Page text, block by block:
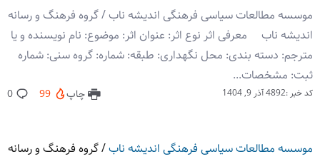
موسسه مطالعات سیاسی فرهنگی اندیشه ناب / گروه فرهنگ و رسانه
اندیشه ناب معرفی اثر نوع اثر: عنوان اثر: موضوع: نام نویسنده و یا
مترجم: دسته بندی: محل نگهداری: طبقه: شماره: گروه سنی: شماره
ثبت: مشخصات...
کد خبر :4892 آذر 9, 1404 چاپ 99
0
موسسه مطالعات سیاسی فرهنگی اندیشه ناب/گروه فرهنگ و رسانه